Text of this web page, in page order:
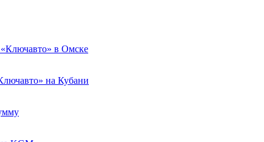
в Омске
на Кубани